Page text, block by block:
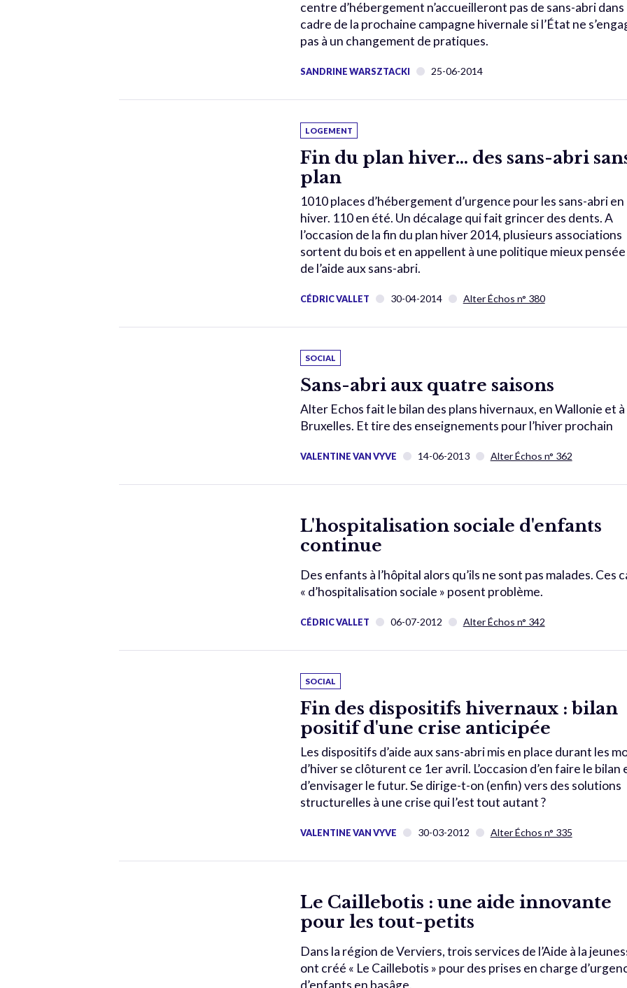
centre d’hébergement n’accueilleront pas de sans-abri dans
cadre de la prochaine campagne hivernale si l’État ne
pas à un changement de pratiques.
SANDRINE WARSZTACKI 25-06-2014
LOGEMENT
Fin du plan hiver… des sans-abri
plan
1010 places d’hébergement d’urgence pour les sans-abri en
hiver. 110 en été. Un décalage qui fait grincer des dents. A
l’occasion de la fin du plan hiver 2014, plusieurs associations
sortent du bois et en appellent à une politique mieux pensée
de l’aide aux sans-abri.
CÉDRIC VALLET 30-04-2014 Alter Échos n° 380
SOCIAL
Sans-abri aux quatre saisons
Alter Echos fait le bilan des plans hivernaux, en Wallonie et à
Bruxelles. Et tire des enseignements pour l’hiver prochain
VALENTINE VAN VYVE 14-06-2013 Alter Échos n° 362
L'hospitalisation sociale d'enfants
continue
Des enfants à l’hôpital alors qu’ils ne sont pas malades. Ces
« d’hospitalisation sociale » posent problème.
CÉDRIC VALLET 06-07-2012 Alter Échos n° 342
SOCIAL
Fin des dispositifs hivernaux : bilan
positif d'une crise anticipée
Les dispositifs d’aide aux sans-abri mis en place durant les
d’hiver se clôturent ce 1er avril. L’occasion d’en faire le bilan
d’envisager le futur. Se dirige-t-on (enfin) vers des solutions
structurelles à une crise qui l’est tout autant ?
VALENTINE VAN VYVE 30-03-2012 Alter Échos n° 335
Le Caillebotis : une aide innovante
pour les tout-petits
Dans la région de Verviers, trois services de l’Aide à la
ont créé « Le Caillebotis » pour des prises en charge
d’enfants en basâge.